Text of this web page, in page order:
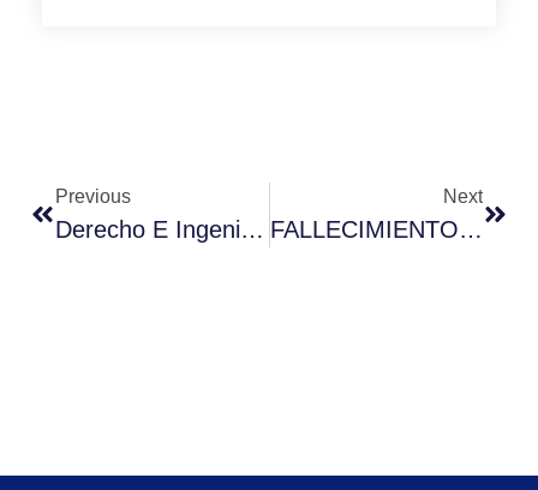
Previous
Derecho E Ingeniería Comercial Lideran En Chile Carreras Con Buenos Ingresos
Next
FALLECIMIENTO DE ROBERTO FANTUZZI HERNÁNDEZ: UN COLABORADOR CLAVE PARA LA UNIVERSIDAD MIGUEL DE CERVANTES